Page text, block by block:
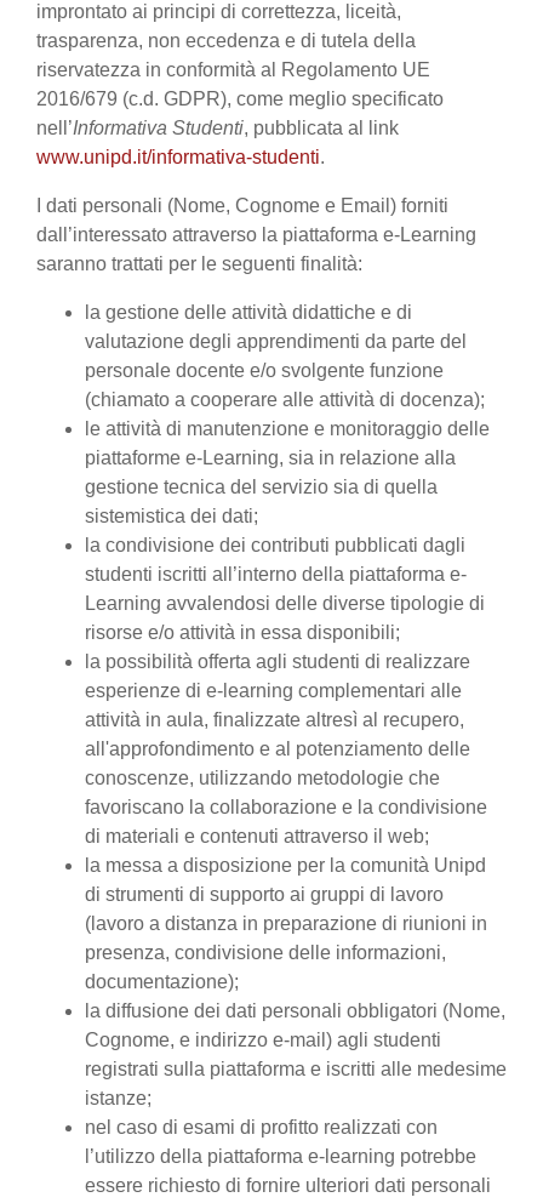
improntato ai principi di correttezza, liceità,
trasparenza, non eccedenza e di tutela della
riservatezza in conformità al Regolamento UE
2016/679 (c.d. GDPR), come meglio specificato
nell’Informativa Studenti, pubblicata al link
www.unipd.it/informativa-studenti.
I dati personali (Nome, Cognome e Email) forniti
dall’interessato attraverso la piattaforma e-Learning
saranno trattati per le seguenti finalità:
la gestione delle attività didattiche e di
valutazione degli apprendimenti da parte del
personale docente e/o svolgente funzione
(chiamato a cooperare alle attività di docenza);
le attività di manutenzione e monitoraggio delle
piattaforme e-Learning, sia in relazione alla
gestione tecnica del servizio sia di quella
sistemistica dei dati;
la condivisione dei contributi pubblicati dagli
studenti iscritti all’interno della piattaforma e-
Learning avvalendosi delle diverse tipologie di
risorse e/o attività in essa disponibili;
la possibilità offerta agli studenti di realizzare
esperienze di e-learning complementari alle
attività in aula, finalizzate altresì al recupero,
all'approfondimento e al potenziamento delle
conoscenze, utilizzando metodologie che
favoriscano la collaborazione e la condivisione
di materiali e contenuti attraverso il web;
la messa a disposizione per la comunità Unipd
di strumenti di supporto ai gruppi di lavoro
(lavoro a distanza in preparazione di riunioni in
presenza, condivisione delle informazioni,
documentazione);
la diffusione dei dati personali obbligatori (Nome,
Cognome, e indirizzo e-mail) agli studenti
registrati sulla piattaforma e iscritti alle medesime
istanze;
nel caso di esami di profitto realizzati con
l’utilizzo della piattaforma e-learning potrebbe
essere richiesto di fornire ulteriori dati personali